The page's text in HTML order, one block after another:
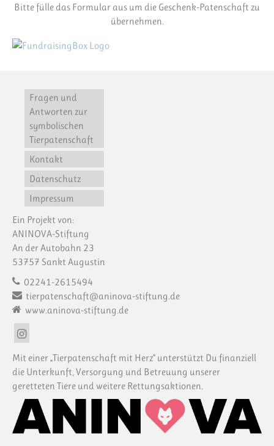
Bitte fülle das Formular aus um die Geschenk-Patenschaft zu
übernehmen.
Fragen und
Antworten zur
symbolischen
Tierpatenschaft
Kontakt
Datenschutz
Impressum
Ein Projekt von:
ANINOVA-Stiftung
An der Autobahn 23
53757 Sankt Augustin
02241-2615494
tierpatenschaft@aninova-stiftung.de
www.aninova-stiftung.de
Mit einer „Tierpatenschaft mit Herz“ unterstützt Du finanziell
die Unterkunft, Versorgung und Betreuung unserer
geretteten Tiere und weitere Rettungsaktionen.